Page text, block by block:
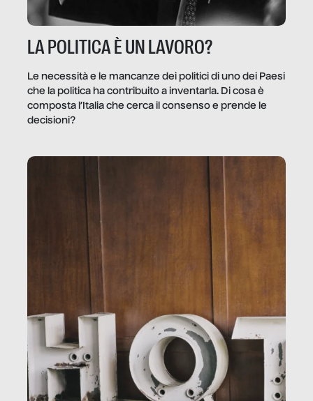
LA POLITICA È UN LAVORO?
Le necessità e le mancanze dei politici di uno dei Paesi
che la politica ha contribuito a inventarla. Di cosa è
composta l’Italia che cerca il consenso e prende le
decisioni?